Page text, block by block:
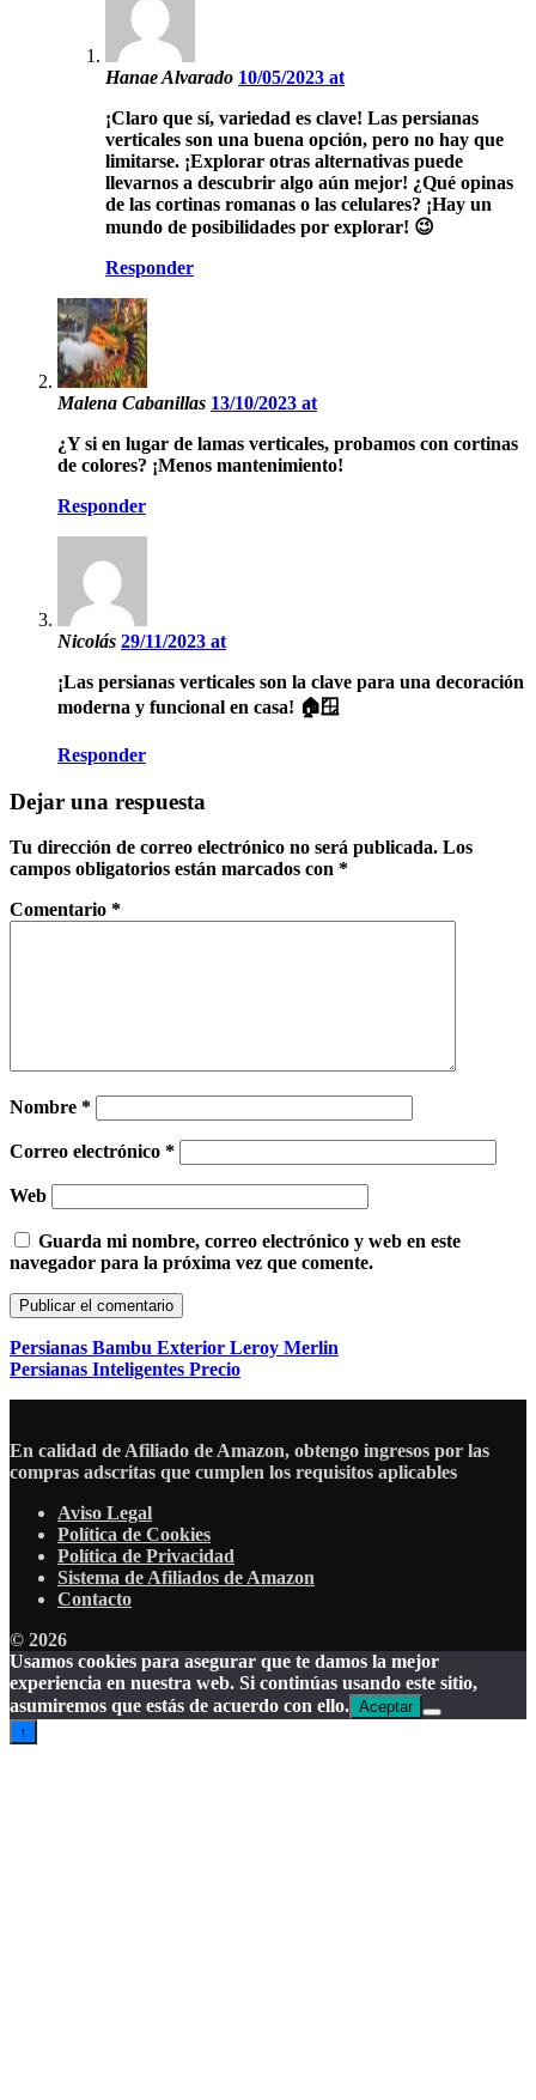
Hanae Alvarado 10/05/2023 at
¡Claro que sí, variedad es clave! Las persianas
verticales son una buena opción, pero no hay que
limitarse. ¡Explorar otras alternativas puede
llevarnos a descubrir algo aún mejor! ¿Qué opinas
de las cortinas romanas o las celulares? ¡Hay un
mundo de posibilidades por explorar! 😉
Responder
Malena Cabanillas 13/10/2023 at
¿Y si en lugar de lamas verticales, probamos con cortinas
de colores? ¡Menos mantenimiento!
Responder
Nicolás 29/11/2023 at
¡Las persianas verticales son la clave para una decoración
moderna y funcional en casa! 🏠🪟
Responder
Dejar una respuesta
Tu dirección de correo electrónico no será publicada. Los
campos obligatorios están marcados con *
Comentario *
Nombre *
Correo electrónico *
Web
Guarda mi nombre, correo electrónico y web en este
navegador para la próxima vez que comente.
Persianas Bambu Exterior Leroy Merlin
Persianas Inteligentes Precio
En calidad de Afiliado de Amazon, obtengo ingresos por las
compras adscritas que cumplen los requisitos aplicables
Aviso Legal
Política de Cookies
Política de Privacidad
Sistema de Afiliados de Amazon
Contacto
© 2026
Usamos cookies para asegurar que te damos la mejor
experiencia en nuestra web. Si continúas usando este sitio,
asumiremos que estás de acuerdo con ello. Aceptar
↑